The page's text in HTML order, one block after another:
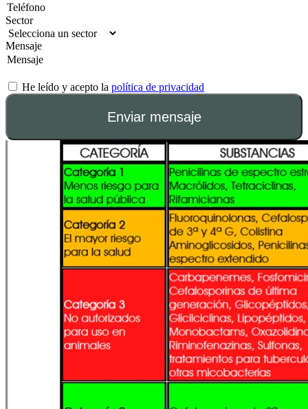
Sector
Mensaje
He leído y acepto la política de privacidad
Enviar mensaje